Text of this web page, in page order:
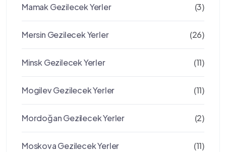
Mamak Gezilecek Yerler (3)
Mersin Gezilecek Yerler (26)
Minsk Gezilecek Yerler (11)
Mogilev Gezilecek Yerler (11)
Mordoğan Gezilecek Yerler (2)
Moskova Gezilecek Yerler (11)